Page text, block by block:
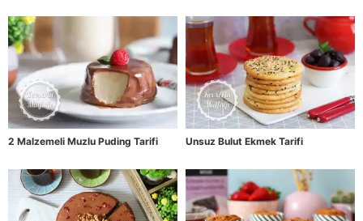
2 Malzemeli Muzlu Puding Tarifi Unsuz Bulut Ekmek Tarifi